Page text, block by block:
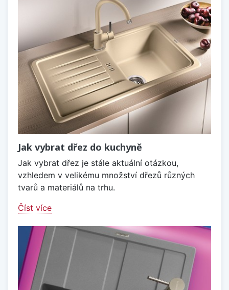
Jak vybrat dřez do kuchyně
Jak vybrat dřez je stále aktuální otázkou,
vzhledem v velikému množství dřezů různých
tvarů a materiálů na trhu.
Číst více